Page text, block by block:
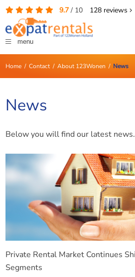
9.7/ 10 128reviews
menu
Home/ Contact/ About 123Wonen / News
News
Below you will find our latest news.
Private Rental Market Continues
Segments